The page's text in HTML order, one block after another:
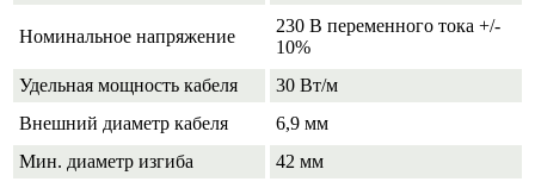
Номинальное напряжение
230 В переменного тока +/-
10%
Удельная мощность кабеля
30 Вт/м
Внешний диаметр кабеля
6,9 мм
Мин. диаметр изгиба
42 мм